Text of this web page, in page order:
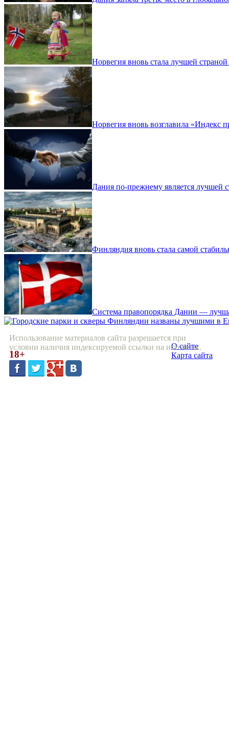
Норвегия вновь стала лучшей
Норвегия вновь возглавила «Индекс
Дания по-прежнему является лучшей
Финляндия вновь стала самой
Система правопорядка Дании —
Использование материалов сайта разрешается при
условии наличия индексируемой ссылки на источник.
18+
О сайте
Карта сайта